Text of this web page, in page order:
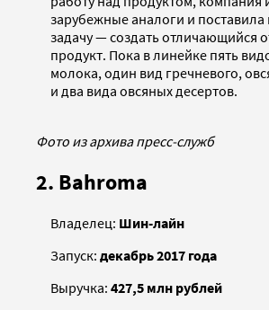
зарубежные аналоги и поставила
задачу — создать отличающийся
продукт. Пока в линейке пять
молока, один вид гречневого,
и два вида овсяных десертов.
Фото из архива пресс-служб
2. Bahroma
Владелец: Шин-лайн
Запуск: декабрь 2017 года
Выручка: 427,5 млн рублей